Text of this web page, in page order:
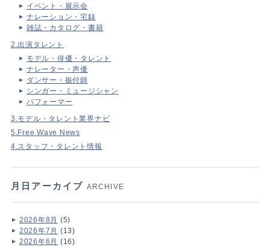
イベント・展示会
ナレーション・宅録
雑誌・カタログ・書籍
2.出演タレント
モデル・俳優・タレント
ナレーター・声優
ダンサー・振付師
シンガー・ミュージシャン
パフォーマー
3.モデル・タレント業界ナビ
5.Free Wave News
4.スタッフ・タレント情報
月日アーカイブ ARCHIVE
2026年8月 (5)
2026年7月 (13)
2026年6月 (16)